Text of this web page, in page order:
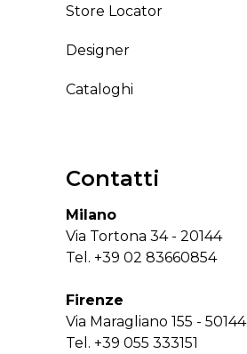
Store Locator
Designer
Cataloghi
Contatti
Milano
Via Tortona 34 - 20144
Tel. +39 02 83660854
Firenze
Via Maragliano 155 - 50144
Tel. +39 055 333151